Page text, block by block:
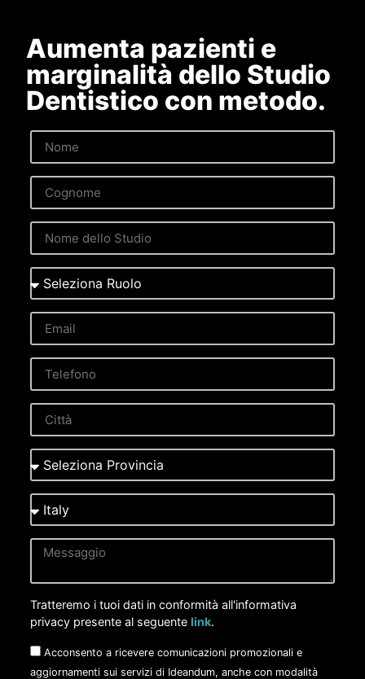
Aumenta pazienti e
marginalità dello Studio
Dentistico con metodo.
Tratteremo i tuoi dati in conformità all'informativa
privacy presente al seguente link.
Acconsento a ricevere comunicazioni promozionali e
aggiornamenti sui servizi di Ideandum, anche con modalità